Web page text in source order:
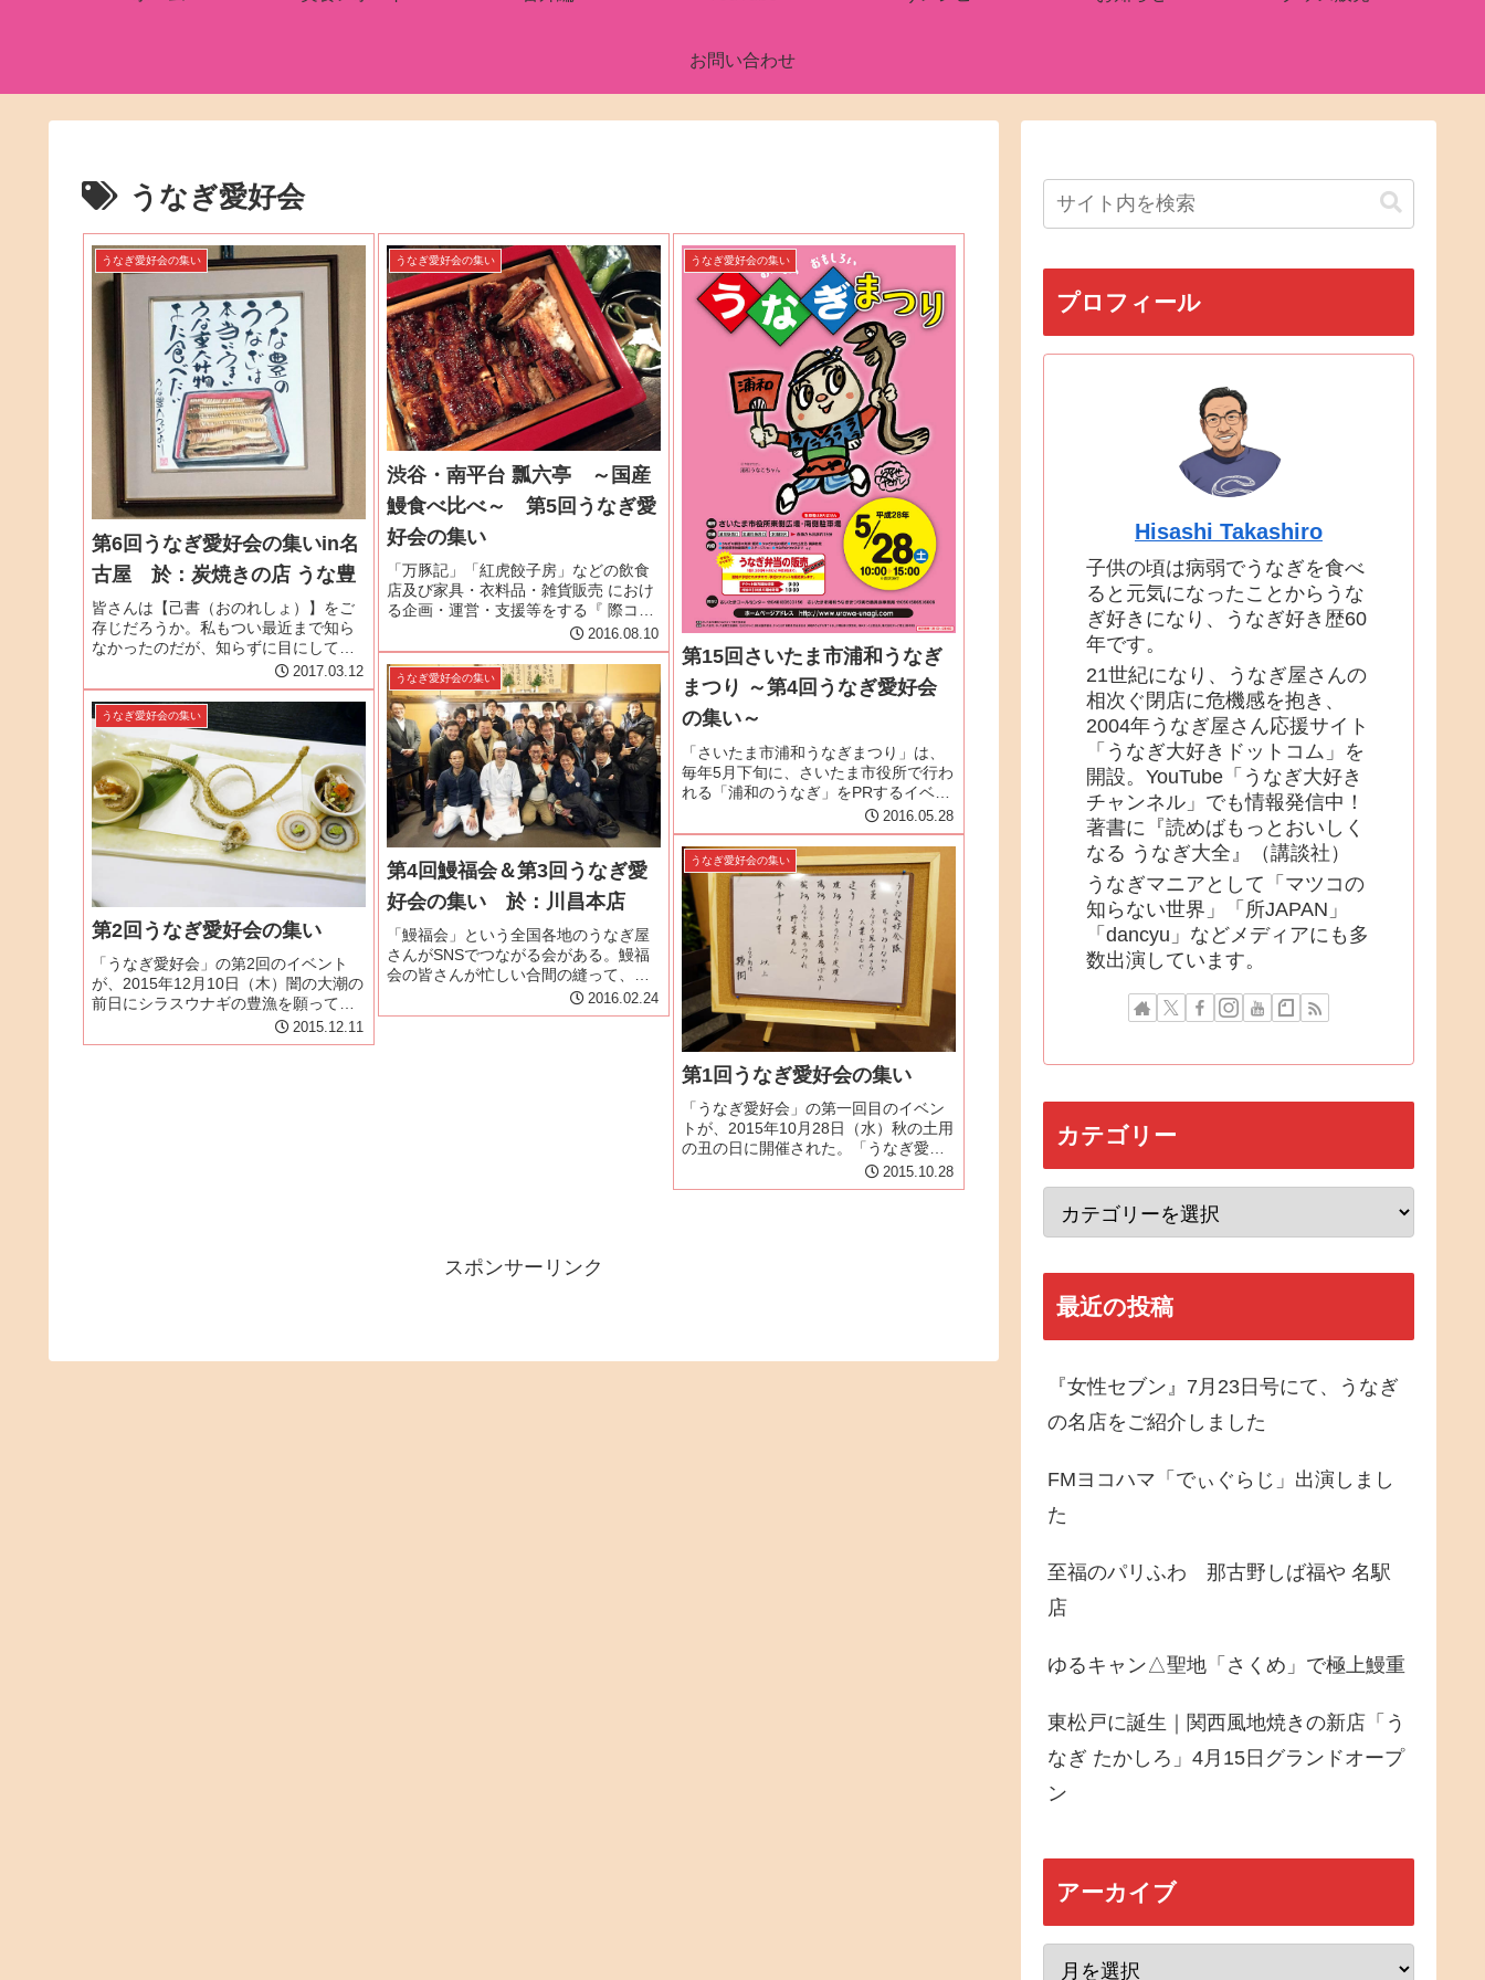
お問い合わせ
うなぎ愛好会
うなぎ愛好会の集い
第6回うなぎ愛好会の集いin名
古屋 於：炭焼きの店 うな豊
皆さんは【己書（おのれしょ）】をご
存じだろうか。私もつい最近まで知ら
なかったのだが、知らずに目にしてい
たのである。己書とは◆己(おのれ)の書
自分だけの書。オンリーワンの書の事
です。◆書道・習字などと全く異なり
書き方・書き順など、条件にとらわ...
2017.03.12
うなぎ愛好会の集い
渋谷・南平台 瓢六亭 ～国産
鰻食べ比べ～ 第5回うなぎ愛
好会の集い
「万豚記」「紅虎餃子房」などの飲食
店及び家具・衣料品・雑貨販売 におけ
る企画・運営・支援等をする『 際コー
ポレーション』が「うなぎ本来の香り
と滋味を大切にし、蒸さずに地焼きで
お出しいたします。」と2015年9月に
山梨県甲府、2015年11月...
2016.08.10
うなぎ愛好会の集い
第15回さいたま市浦和うなぎ
まつり ～第4回うなぎ愛好会
の集い～
「さいたま市浦和うなぎまつり」は、
毎年5月下旬に、さいたま市役所で行わ
れる「浦和のうなぎ」をPRするイベン
ト。今回で記念すべき15回目の開催と
なる。Facebookでうなぎ好きが交流し
ている「うなぎ愛好会」のメンバーも
参加者を募り、「第4回...
2016.05.28
うなぎ愛好会の集い
第4回鰻福会＆第3回うなぎ愛
好会の集い 於：川昌本店
「鰻福会」という全国各地のうなぎ屋
さんがSNSでつながる会がある。鰻福
会の皆さんが忙しい合間の縫って、顔
を合わせる「第4回鰻福会」が埼玉県松
伏町の『川昌本店』で開催された。今
2016.02.24
うなぎ愛好会の集い
第2回うなぎ愛好会の集い
「うなぎ愛好会」の第2回のイベント
が、2015年12月10日（木）闇の大潮の
前日にシラスウナギの豊漁を願って開
催された。干潮と満潮の高低差が一番
大きいときを「大潮」といい、新月や
2015.12.11
うなぎ愛好会の集い
第1回うなぎ愛好会の集い
「うなぎ愛好会」の第一回目のイベン
トが、2015年10月28日（水）秋の土用
の丑の日に開催された。「うなぎ愛好
会」は、All Aboutうなぎガイドでもあ
る山室 賢司さんが管理人をしているう
2015.10.28
スポンサーリンク
プロフィール
Hisashi Takashiro
子供の頃は病弱でうなぎを食べ
ると元気になったことからうな
ぎ好きになり、うなぎ好き歴60
年です。
21世紀になり、うなぎ屋さんの
相次ぐ閉店に危機感を抱き、
2004年うなぎ屋さん応援サイト
「うなぎ大好きドットコム」を
開設。YouTube「うなぎ大好き
チャンネル」でも情報発信中！
著書に『読めばもっとおいしく
なる うなぎ大全』（講談社）
うなぎマニアとして「マツコの
知らない世界」「所JAPAN」
「dancyu」などメディアにも多
数出演しています。
カテゴリー
最近の投稿
『女性セブン』7月23日号にて、うなぎ
の名店をご紹介しました
FMヨコハマ「でぃぐらじ」出演しまし
た
至福のパリふわ 那古野しば福や 名駅
店
ゆるキャン△聖地「さくめ」で極上鰻重
東松戸に誕生｜関西風地焼きの新店「う
なぎ たかしろ」4月15日グランドオープ
ン
アーカイブ